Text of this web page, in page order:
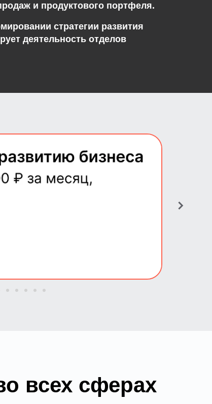
и продуктового портфеля.
стратегии развития
деятельность отделов
всех сферах